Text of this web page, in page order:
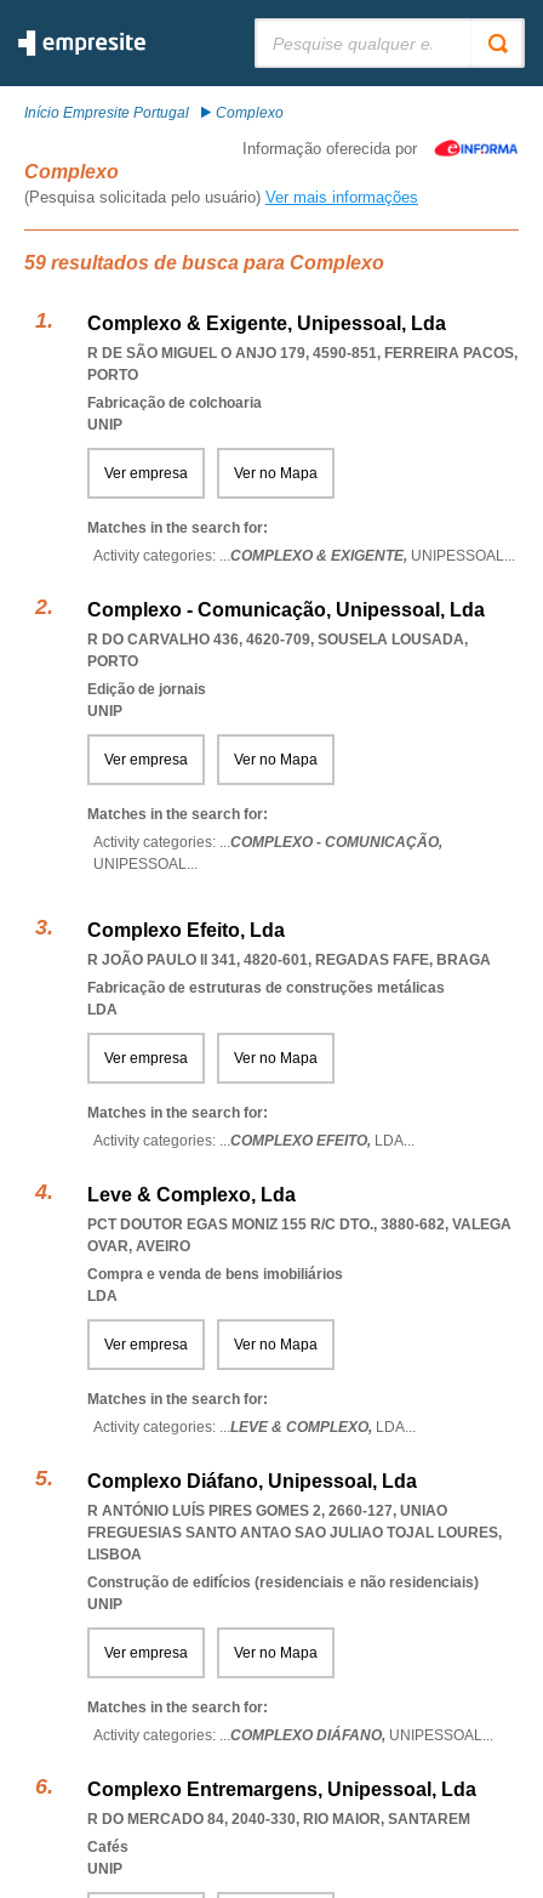
Início Empresite Portugal Complexo
Informação oferecida por
Complexo
(Pesquisa solicitada pelo usuário) Ver mais informações
59 resultados de busca para Complexo
Complexo & Exigente, Unipessoal, Lda
R DE SÃO MIGUEL O ANJO 179, 4590-851, FERREIRA PACOS,
PORTO
Fabricação de colchoaria
UNIP
Ver empresa Ver no Mapa
Matches in the search for:
Activity categories: ...COMPLEXO & EXIGENTE, UNIPESSOAL...
Complexo - Comunicação, Unipessoal, Lda
R DO CARVALHO 436, 4620-709, SOUSELA LOUSADA,
PORTO
Edição de jornais
UNIP
Ver empresa Ver no Mapa
Matches in the search for:
Activity categories: ...COMPLEXO - COMUNICAÇÃO,
UNIPESSOAL...
Complexo Efeito, Lda
R JOÃO PAULO II 341, 4820-601, REGADAS FAFE, BRAGA
Fabricação de estruturas de construções metálicas
LDA
Ver empresa Ver no Mapa
Matches in the search for:
Activity categories: ...COMPLEXO EFEITO, LDA...
Leve & Complexo, Lda
PCT DOUTOR EGAS MONIZ 155 R/C DTO., 3880-682, VALEGA
OVAR, AVEIRO
Compra e venda de bens imobiliários
LDA
Ver empresa Ver no Mapa
Matches in the search for:
Activity categories: ...LEVE & COMPLEXO, LDA...
Complexo Diáfano, Unipessoal, Lda
R ANTÓNIO LUÍS PIRES GOMES 2, 2660-127, UNIAO
FREGUESIAS SANTO ANTAO SAO JULIAO TOJAL LOURES,
LISBOA
Construção de edifícios (residenciais e não residenciais)
UNIP
Ver empresa Ver no Mapa
Matches in the search for:
Activity categories: ...COMPLEXO DIÁFANO, UNIPESSOAL...
Complexo Entremargens, Unipessoal, Lda
R DO MERCADO 84, 2040-330, RIO MAIOR, SANTAREM
Cafés
UNIP